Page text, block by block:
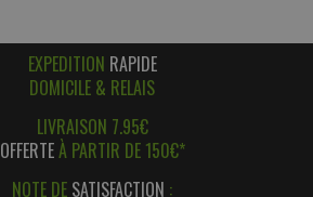
EXPEDITION RAPIDE
DOMICILE & RELAIS
LIVRAISON 7.95€
OFFERTEÀ PARTIR DE 150€*
NOTE DE SATISFACTION :